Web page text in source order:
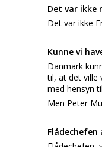
Det var ikke
Det var ikke
Kunne vi
Danmark
til, at det
med hensyn
Men Peter